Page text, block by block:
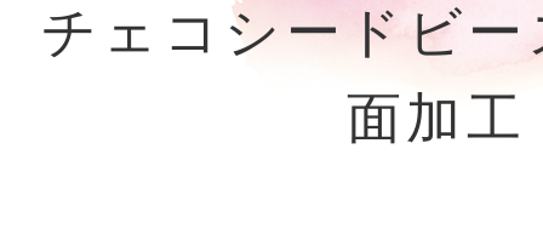
チェコシードビ
面加工